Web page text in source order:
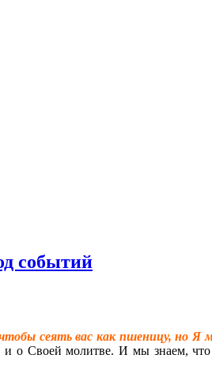
событий
сеять вас как пшеницу, но Я
и о Своей молитве. И мы знаем,